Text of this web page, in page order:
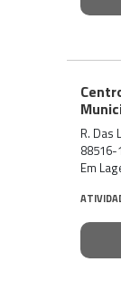
R. Das
88516-
Em